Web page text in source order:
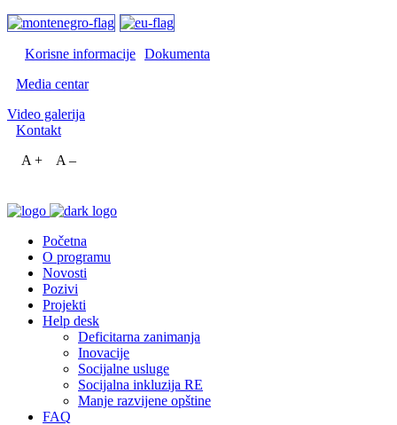
Korisne informacije Dokumenta
Media centar
Video galerija
Kontakt
A +
A –
Početna
O programu
Novosti
Pozivi
Projekti
Help desk
Deficitarna zanimanja
Inovacije
Socijalne usluge
Socijalna inkluzija RE
Manje razvijene opštine
FAQ